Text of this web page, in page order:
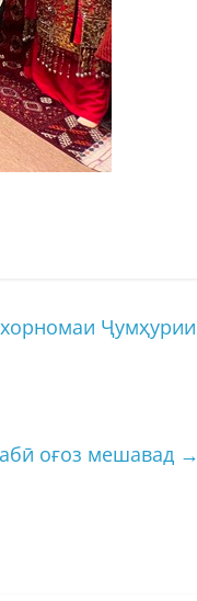
Ҷумҳурии
оғоз мешавад →